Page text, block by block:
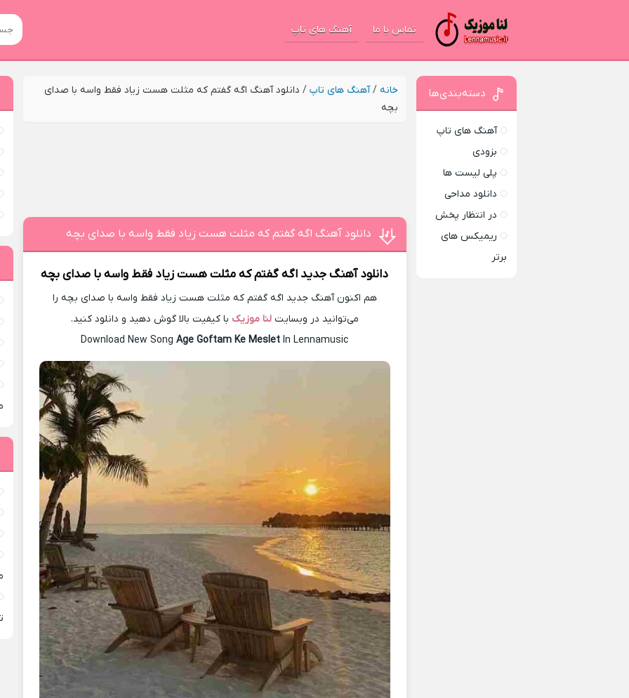
تماس با ما آهنگ های تاپ
خانه /آهنگ های تاپ / دانلود آهنگ اگه گفتم که مثلت هست زیاد فقط واسه با صدای
بچه
دانلود آهنگ اگه گفتم که مثلت هست زیاد فقط واسه با صدای بچه
دانلود آهنگ جدید اگه گفتم که مثلت هست زیاد فقط واسه با صدای بچه
هم اکنون آهنگ جدید اگه گفتم که مثلت هست زیاد فقط واسه با صدای بچه را
می‌توانید در وبسایتلنا موزیک با کیفیت بالا گوش دهید و دانلود کنید.
Download New SongAge Goftam Ke Meslet In Lennamusic
دسته‌بندی‌ها
آهنگ های تاپ
بزودی
پلی لیست ها
دانلود مداحی
در انتظار پخش
ریمیکس های
برتر